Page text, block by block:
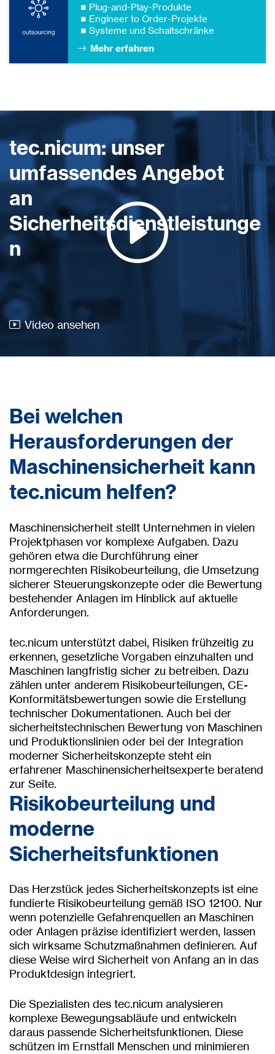
Plug-and-Play-Produkte
Engineer to Order-Projekte
Systeme und Schaltschränke
Mehr erfahren
tec.nicum: unser
umfassendes Angebot
an
Sicherheitsdienstleistunge
n
Video ansehen
Bei welchen
Herausforderungen der
Maschinensicherheit kann
tec.nicum helfen?
Maschinensicherheit stellt Unternehmen in vielen
Projektphasen vor komplexe Aufgaben. Dazu
gehören etwa die Durchführung einer
normgerechten Risikobeurteilung, die Umsetzung
sicherer Steuerungskonzepte oder die Bewertung
bestehender Anlagen im Hinblick auf aktuelle
Anforderungen.
tec.nicum unterstützt dabei, Risiken frühzeitig zu
erkennen, gesetzliche Vorgaben einzuhalten und
Maschinen langfristig sicher zu betreiben. Dazu
zählen unter anderem Risikobeurteilungen, CE-
Konformitätsbewertungen sowie die Erstellung
technischer Dokumentationen. Auch bei der
sicherheitstechnischen Bewertung von Maschinen
und Produktionslinien oder bei der Integration
moderner Sicherheitskonzepte steht ein
erfahrener Maschinensicherheitsexperte beratend
zur Seite.
Risikobeurteilung und
moderne
Sicherheitsfunktionen
Das Herzstück jedes Sicherheitskonzepts ist eine
fundierte Risikobeurteilung gemäß ISO 12100. Nur
wenn potenzielle Gefahrenquellen an Maschinen
oder Anlagen präzise identifiziert werden, lassen
sich wirksame Schutzmaßnahmen definieren. Auf
diese Weise wird Sicherheit von Anfang an in das
Produktdesign integriert.
Die Spezialisten des tec.nicum analysieren
komplexe Bewegungsabläufe und entwickeln
daraus passende Sicherheitsfunktionen. Diese
schützen im Ernstfall Menschen und minimieren